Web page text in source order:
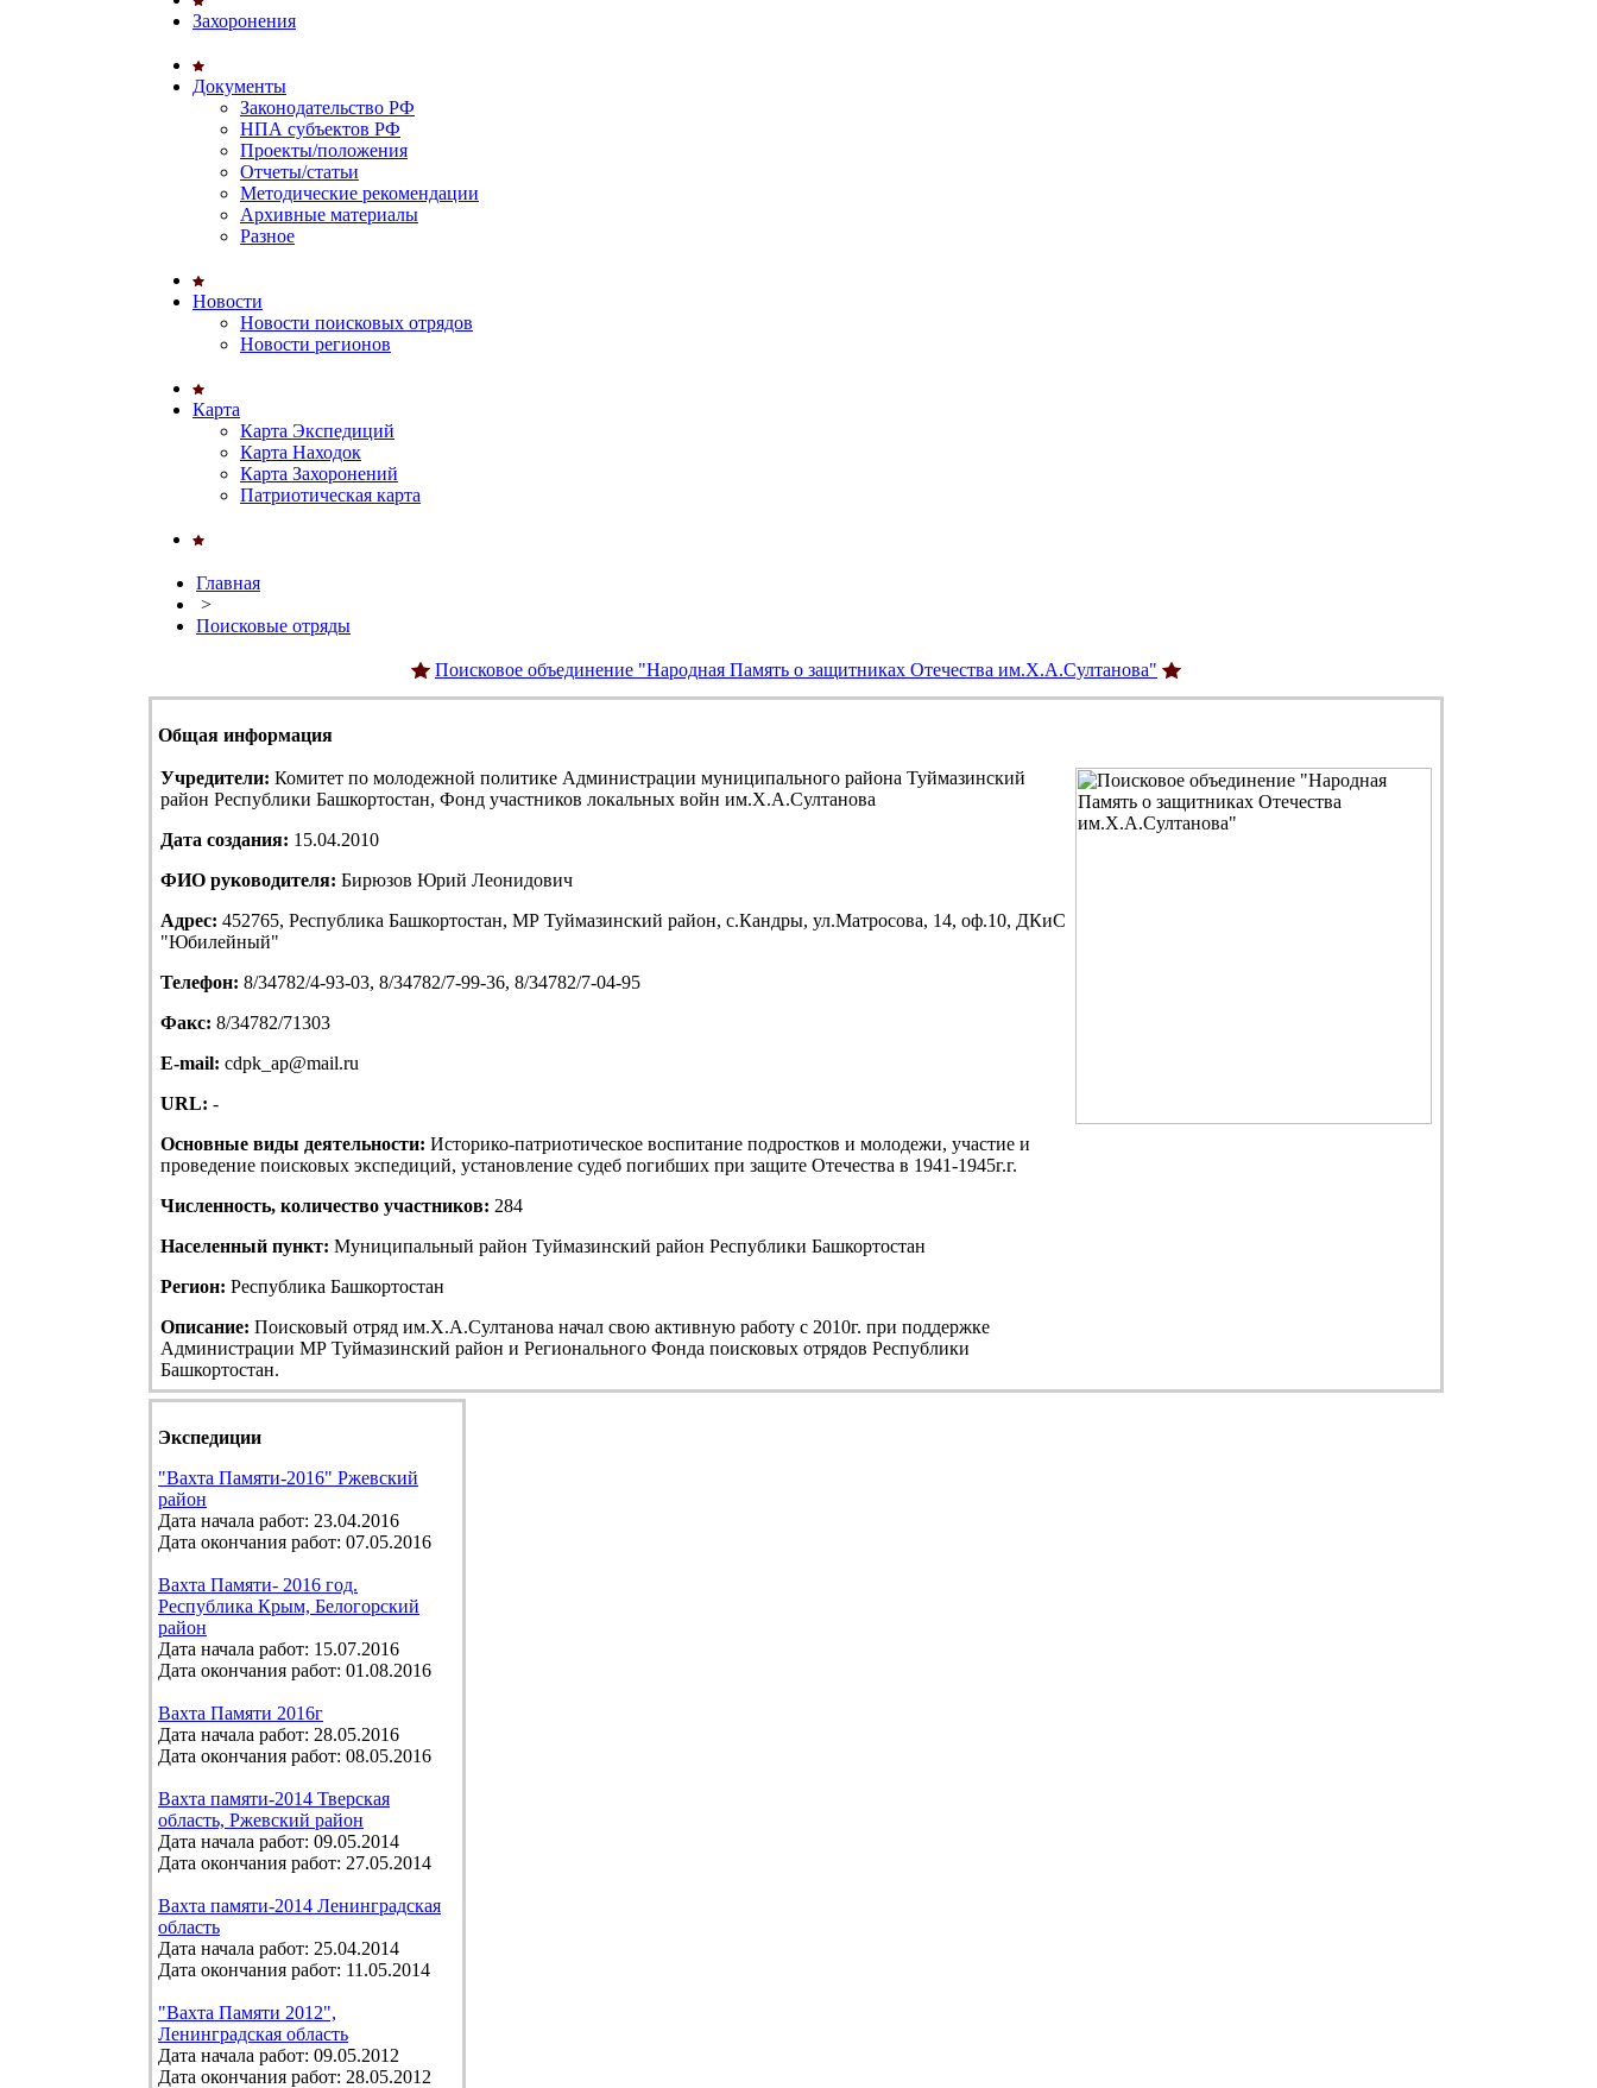
Захоронения
Документы
Законодательство РФ
НПА субъектов РФ
Проекты/положения
Отчеты/статьи
Методические рекомендации
Архивные материалы
Разное
Новости
Новости поисковых отрядов
Новости регионов
Карта
Карта Экспедиций
Карта Находок
Карта Захоронений
Патриотическая карта
Главная
>
Поисковые отряды
Поисковое объединение "Народная Память о защитниках Отечества им.Х.А.Султанова"
Общая информация
Учредители: Комитет по молодежной политике Администрации муниципального района Туймазинский
район Республики Башкортостан, Фонд участников локальных войн им.Х.А.Султанова
Дата создания: 15.04.2010
ФИО руководителя: Бирюзов Юрий Леонидович
Адрес: 452765, Республика Башкортостан, МР Туймазинский район, с.Кандры, ул.Матросова, 14, оф.10, ДКиС
"Юбилейный"
Телефон: 8/34782/4-93-03, 8/34782/7-99-36, 8/34782/7-04-95
Факс: 8/34782/71303
E-mail: cdpk_ap@mail.ru
URL: -
Основные виды деятельности: Историко-патриотическое воспитание подростков и молодежи, участие и
проведение поисковых экспедиций, установление судеб погибших при защите Отечества в 1941-1945г.г.
Численность, количество участников: 284
Населенный пункт: Муниципальный район Туймазинский район Республики Башкортостан
Регион: Республика Башкортостан
Описание: Поисковый отряд им.Х.А.Султанова начал свою активную работу с 2010г. при поддержке
Администрации МР Туймазинский район и Регионального Фонда поисковых отрядов Республики
Башкортостан.
Экспедиции
"Вахта Памяти-2016" Ржевский
район
Дата начала работ: 23.04.2016
Дата окончания работ: 07.05.2016
Вахта Памяти- 2016 год.
Республика Крым, Белогорский
район
Дата начала работ: 15.07.2016
Дата окончания работ: 01.08.2016
Вахта Памяти 2016г
Дата начала работ: 28.05.2016
Дата окончания работ: 08.05.2016
Вахта памяти-2014 Тверская
область, Ржевский район
Дата начала работ: 09.05.2014
Дата окончания работ: 27.05.2014
Вахта памяти-2014 Ленинградская
область
Дата начала работ: 25.04.2014
Дата окончания работ: 11.05.2014
"Вахта Памяти 2012",
Ленинградская область
Дата начала работ: 09.05.2012
Дата окончания работ: 28.05.2012